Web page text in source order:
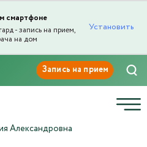
смартфоне
- запись на прием,
на дом
Установить
Александровна
отзыва